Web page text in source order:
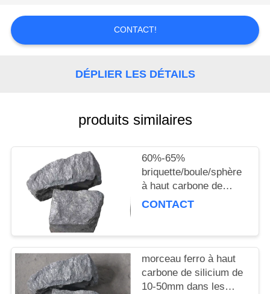
UNE
CITATION
CONTACT!
DÉPLIER LES DÉTAILS
produits similaires
60%-65%
briquette/boule/sphère
à haut carbone de
silicium
CONTACT
morceau ferro à haut
carbone de silicium de
10-50mm dans les